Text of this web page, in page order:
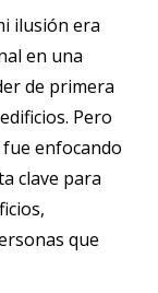
ilusión era
en una
de primera
Pero
enfocando
clave para
que